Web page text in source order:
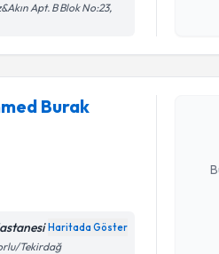
Apt. B Blok No:23,
Burak
Haritada Göster
Tekirdağ
Uzm. Dr.
oluşturun.